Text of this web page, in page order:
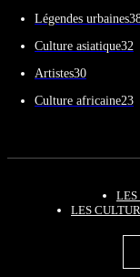
Légendes urbaines
Culture asiatique32
Artistes30
Culture africaine23
LES